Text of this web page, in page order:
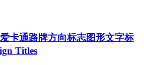
卡通路牌方向标志图形文字标
Titles